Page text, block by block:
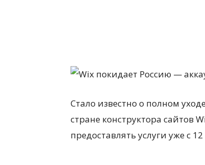
Стало известно о полном
стране конструктора сайтов
предоставлять услуги уже с